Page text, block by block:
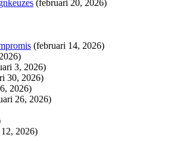
(februari 20, 2026)
(februari 14, 2026)
3, 2026)
30, 2026)
2026)
26, 2026)
2026)